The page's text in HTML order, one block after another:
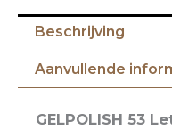
Beschrijving
Aanvullende
GELPOLISH 53